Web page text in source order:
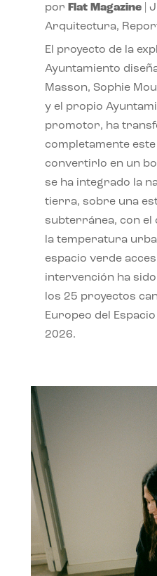
por Flat Magazine|
Arquitectura,
El proyecto de la
Ayuntamiento
Masson, Sophie
y el propio
promotor, ha
completamente
convertirlo en un
se ha integrado la
tierra, sobre una
subterránea, con el
la temperatura
espacio verde
intervención ha
los 25 proyectos
Europeo del
2026.